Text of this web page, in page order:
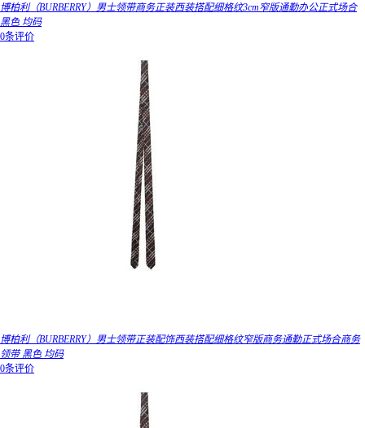
博柏利（BURBERRY）男士领带商务正装西装搭配细格纹3cm窄版通勤办公正式场合
黑色 均码
0条评价
博柏利（BURBERRY）男士领带正装配饰西装搭配细格纹窄版商务通勤正式场合商务
领带 黑色 均码
0条评价